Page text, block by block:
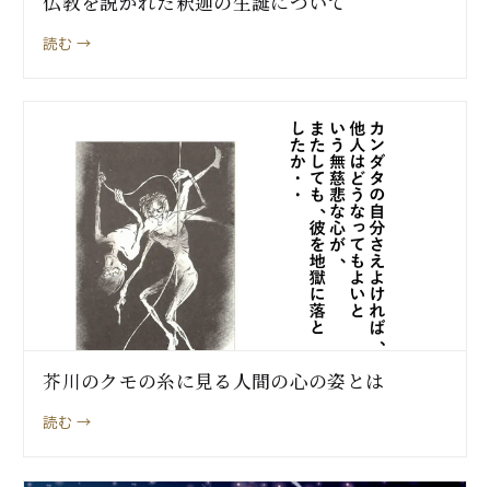
読む →
芥川のクモの糸に見る人間の心の姿とは
読む →